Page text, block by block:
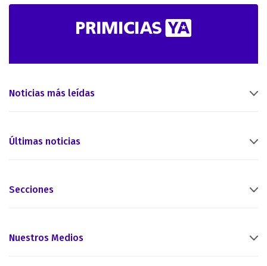
Noticias más leídas
Últimas noticias
Secciones
Nuestros Medios